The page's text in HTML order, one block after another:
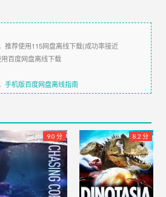
推荐使用115网盘离线下载(成功率接近
百度网盘离线下载
手机版百度网盘离线指南
9.0 分 8.2 分